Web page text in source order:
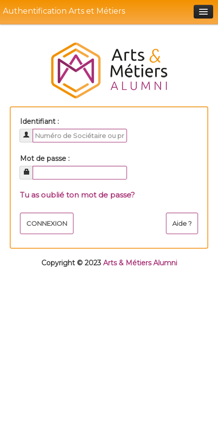
Authentification Arts et Métiers
Identifiant :
Mot de passe :
Tu as oublié ton mot de passe?
Copyright © 2023 Arts & Métiers Alumni